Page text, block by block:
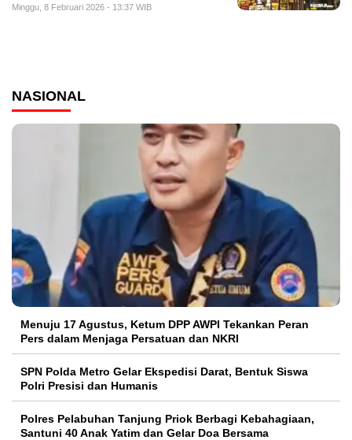
Minggu, 8 Februari 2026 - 13:37 WIB
NASIONAL
Menuju 17 Agustus, Ketum DPP AWPI Tekankan Peran
Pers dalam Menjaga Persatuan dan NKRI
SPN Polda Metro Gelar Ekspedisi Darat, Bentuk Siswa
Polri Presisi dan Humanis
Polres Pelabuhan Tanjung Priok Berbagi Kebahagiaan,
Santuni 40 Anak Yatim dan Gelar Doa Bersama